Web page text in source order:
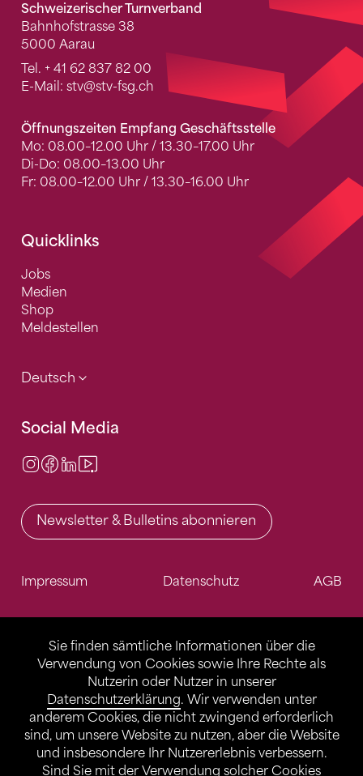
Sie finden sämtliche Informationen über die
Verwendung von Cookies sowie Ihre Rechte als
Nutzerin oder Nutzer in unserer
Datenschutzerklärung. Wir verwenden unter
anderem Cookies, die nicht zwingend erforderlich
sind, um unsere Website zu nutzen, aber die Website
und insbesondere Ihr Nutzererlebnis verbessern.
Sind Sie mit der Verwendung solcher Cookies
Schweizerischer Turnverband
Bahnhofstrasse 38
5000 Aarau
Tel. + 41 62 837 82 00
E-Mail: stv@stv-fsg.ch
Öffnungszeiten Empfang Geschäftsstelle
Mo: 08.00–12.00 Uhr / 13.30–17.00 Uhr
Di-Do: 08.00–13.00 Uhr
Fr: 08.00–12.00 Uhr / 13.30–16.00 Uhr
Quicklinks
Jobs
Medien
Shop
Meldestellen
Deutsch
Social Media
Instagram
Facebook
LinkedIn
Newsletter & Bulletins abonnieren
Impressum Datenschutz AGB